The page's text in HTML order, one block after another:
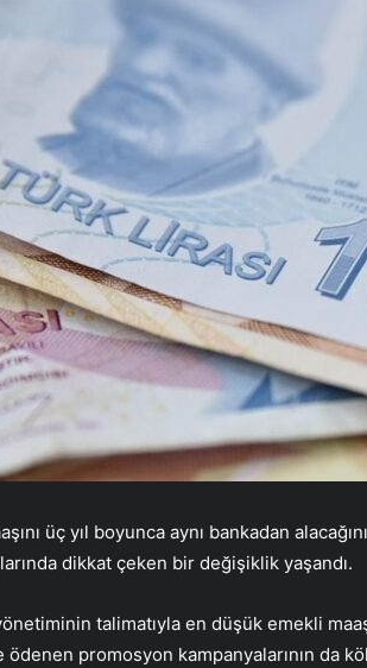
üç yıl boyunca aynı bankadan
dikkat çeken bir değişiklik yaşandı.
talimatıyla en düşük emekli
ödenen promosyon kampanyalarının da